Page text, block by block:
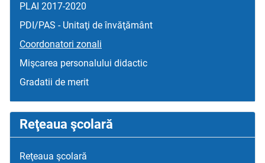
PLAI 2017-2020
PDI/PAS - Unitaţi de învăţământ
Coordonatori zonali
Mişcarea personalului didactic
Gradatii de merit
Reţeaua şcolară
Reţeaua şcolară